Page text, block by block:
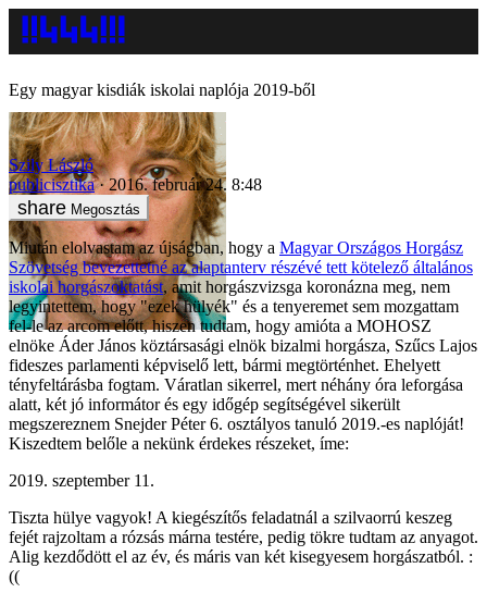
Egy magyar kisdiák iskolai naplója 2019-ből
Szily László
publicisztika
2016. február 24. 8:48
Megosztás
Miután elolvastam az újságban, hogy a Magyar Országos Horgász
Szövetség bevezettetné az alaptanterv részévé tett kötelező általános
iskolai horgászoktatást, amit horgászvizsga koronázna meg, nem
legyintettem, hogy "ezek hülyék" és a tenyeremet sem mozgattam
fel-le az arcom előtt, hiszen tudtam, hogy amióta a MOHOSZ
elnöke Áder János köztársasági elnök bizalmi horgásza, Szűcs Lajos
fideszes parlamenti képviselő lett, bármi megtörténhet. Ehelyett
tényfeltárásba fogtam. Váratlan sikerrel, mert néhány óra leforgása
alatt, két jó informátor és egy időgép segítségével sikerült
megszereznem Snejder Péter 6. osztályos tanuló 2019.-es naplóját!
Kiszedtem belőle a nekünk érdekes részeket, íme:
2019. szeptember 11.
Tiszta hülye vagyok! A kiegészítős feladatnál a szilvaorrú keszeg
fejét rajzoltam a rózsás márna testére, pedig tökre tudtam az anyagot.
Alig kezdődött el az év, és máris van két kisegyesem horgászatból. :
((